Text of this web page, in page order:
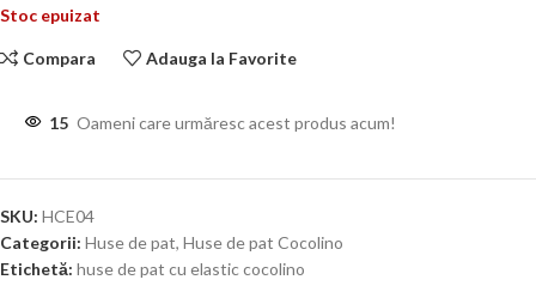
Stoc epuizat
Compara Adauga la Favorite
15 Oameni care urmăresc acest produs acum!
SKU: HCE04
Categorii: Huse de pat, Huse de pat Cocolino
Etichetă: huse de pat cu elastic cocolino